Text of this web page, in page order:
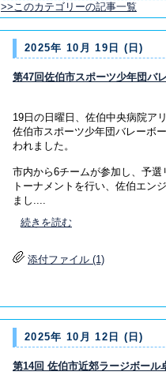
>>このカテゴリーの記事一覧
2025年 10月 19日 (日)
第47回佐伯市スポーツ少年団バ
19日の日曜日、佐伯中央病院ア
佐伯市スポーツ少年団バレーボ
われました。
市内から6チームが参加し、予選
トーナメントを行い、佐伯エン
まし....
続きを読む
添付ファイル (1)
2025年 10月 12日 (日)
第14回 佐伯市近郊ラージボール